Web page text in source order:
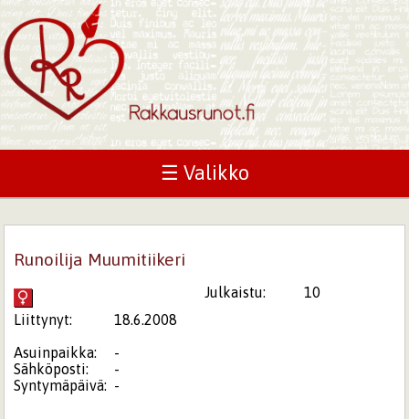
☰ Valikko
Runoilija Muumitiikeri
Julkaistu:
10
Liittynyt:
18.6.2008
Asuinpaikka:
-
Sähköposti:
-
Syntymäpäivä: -